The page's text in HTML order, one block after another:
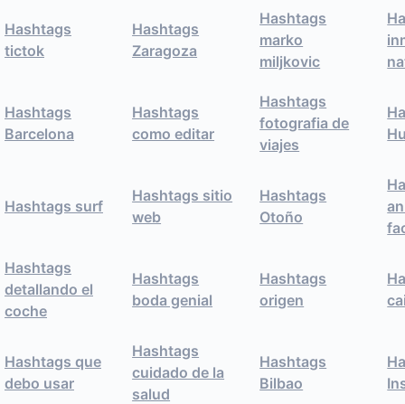
Hashtags
tictok
Hashtags
Zaragoza
Hashtags
marko
miljkovic
Hashtags
Barcelona
Hashtags
como editar
Hashtags
fotografia de
viajes
Hashtags surf
Hashtags sitio
web
Hashtags
Otoño
Hashtags
detallando el
coche
Hashtags
boda genial
Hashtags
origen
Hashtags que
debo usar
Hashtags
cuidado de la
salud
Hashtags
Bilbao